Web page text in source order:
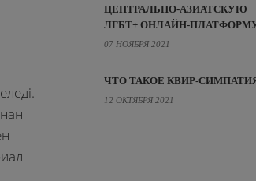
ЦЕНТРАЛЬНО-АЗИАТСКУЮ
ЛГБТ+ ОНЛАЙН-
07 НОЯБРЯ 2021
ЧТО ТАКОЕ КВИР-
12 ОКТЯБРЯ 2021